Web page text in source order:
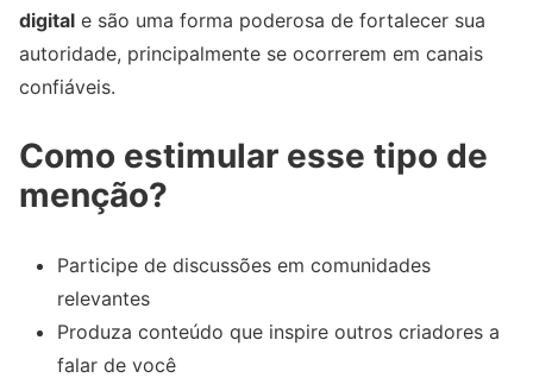
digital e são uma forma poderosa de fortalecer sua
autoridade, principalmente se ocorrerem em canais
confiáveis.
Como estimular esse tipo de
menção?
Participe de discussões em comunidades
relevantes
Produza conteúdo que inspire outros criadores a
falar de você